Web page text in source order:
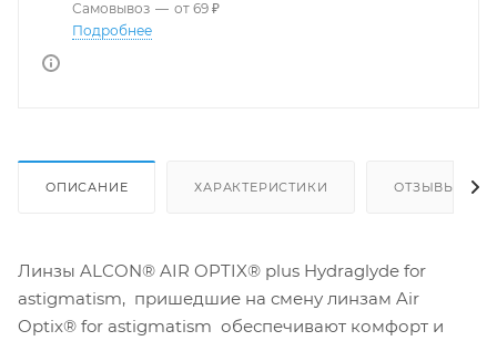
Самовывоз — от 69 ₽
Подробнее
ОПИСАНИЕ ХАРАКТЕРИСТИКИ ОТЗЫВЫ
Линзы ALCON® AIR OPTIX® plus Hydraglyde for
astigmatism, пришедшие на смену линзам Air
Optix® for astigmatism обеспечивают комфорт и